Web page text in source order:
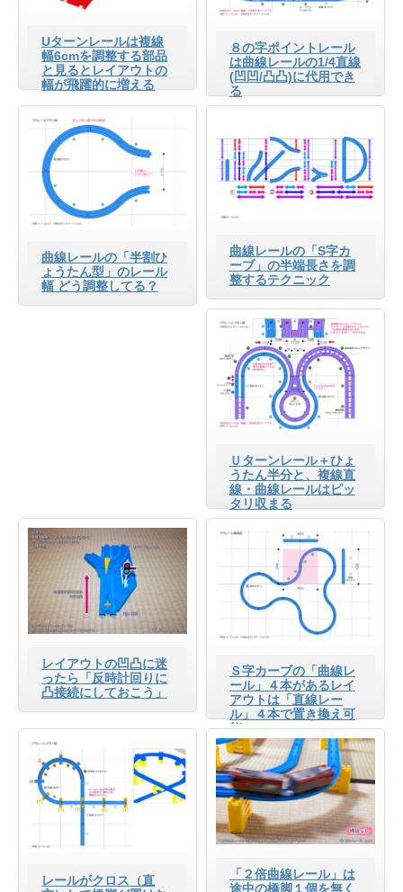
Uターンレールは複線
幅6cmを調整する部品
と見るとレイアウトの
幅が飛躍的に増える
８の字ポイントレール
は曲線レールの1/4直線
(凹凹/凸凸)に代用でき
る
曲線レールの「半割ひ
ょうたん型」のレール
幅 どう調整してる？
曲線レールの「S字カ
ーブ」の半端長さを調
整するテクニック
Ｕターンレール＋ひょ
うたん半分と、複線直
線・曲線レールはピッ
タリ収まる
レイアウトの凹凸に迷
ったら「反時計回りに
凸接続にしておこう」
Ｓ字カーブの「曲線レ
ール」４本があるレイ
アウトは「直線レー
ル」４本で置き換え可
能
レールがクロス（直
「２倍曲線レール」は
途中の橋脚１個を無く